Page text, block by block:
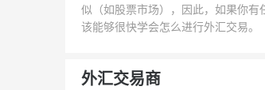
似（如股票市场），因此，如果你有
该能够很快学会怎么进行外汇交易。
外汇交易商